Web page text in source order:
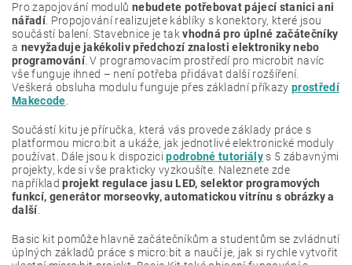
Pro zapojování modulůnebudete potřebovat pájecí stanici ani
nářadí. Propojování realizujete káblíky s konektory, které jsou
součástí balení. Stavebnice je takvhodná pro úplné začátečníky
a nevyžaduje jakékoliv předchozí znalosti elektroniky nebo
programování. V programovacím prostředí pro microbit navíc
vše funguje ihned – není potřeba přidávat další rozšíření.
Veškerá obsluha modulu funguje přes základní příkazy prostředí
Makecode.
Součástí kitu je příručka, která vás provede základy práce s
platformou micro:bit a ukáže, jak jednotlivé elektronické moduly
používat. Dále jsou k dispozicipodrobné tutoriály s 5 zábavnými
projekty, kde si vše prakticky vyzkoušíte. Naleznete zde
napříkladprojekt regulace jasu LED, selektor programových
funkcí, generátor morseovky, automatickou vitrínu s obrázky a
další.
Basic kit pomůže hlavně začátečníkům a studentům se zvládnutí
úplných základů práce s micro:bit a naučí je, jak si rychle vytvořit